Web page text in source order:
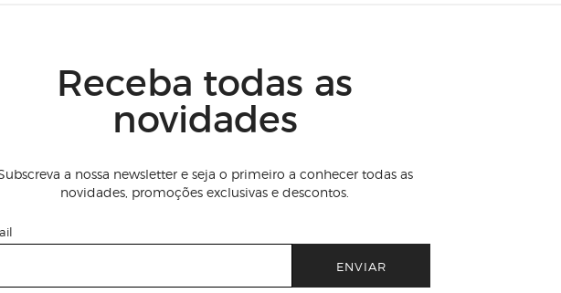
Receba todas as
novidades
a nossa newsletter e seja o primeiro a conhecer todas as
novidades, promoções exclusivas e descontos.
ENVIAR